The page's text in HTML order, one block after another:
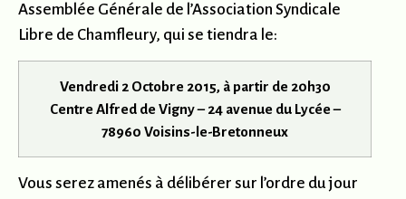
Assemblée Générale de l’Association Syndicale
Libre de Chamfleury, qui se tiendra le:
Vendredi 2 Octobre 2015, à partir de 20h30
Centre Alfred de Vigny – 24 avenue du Lycée –
78960 Voisins-le-Bretonneux
Vous serez amenés à délibérer sur l’ordre du jour